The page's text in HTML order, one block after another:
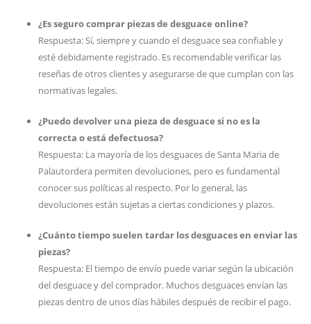
¿Es seguro comprar piezas de desguace online?
Respuesta: Sí, siempre y cuando el desguace sea confiable y
esté debidamente registrado. Es recomendable verificar las
reseñas de otros clientes y asegurarse de que cumplan con las
normativas legales.
¿Puedo devolver una pieza de desguace si no es la
correcta o está defectuosa?
Respuesta: La mayoría de los desguaces de Santa Maria de
Palautordera permiten devoluciones, pero es fundamental
conocer sus políticas al respecto. Por lo general, las
devoluciones están sujetas a ciertas condiciones y plazos.
¿Cuánto tiempo suelen tardar los desguaces en enviar las
piezas?
Respuesta: El tiempo de envío puede variar según la ubicación
del desguace y del comprador. Muchos desguaces envían las
piezas dentro de unos días hábiles después de recibir el pago.